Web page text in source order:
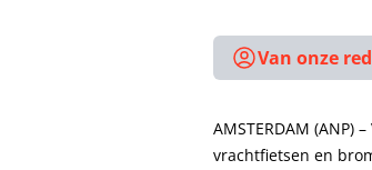
Van onze
AMSTERDAM
vrachtfietsen en